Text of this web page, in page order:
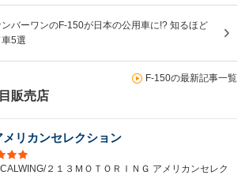
バーワンのF-150が日本の公用車に!? 知るほど
5選
F-150の最新記事一覧
販売店
リカンセレクション
CALWING/２１３ＭＯＴＯＲＩＮＧ アメリカンセレク